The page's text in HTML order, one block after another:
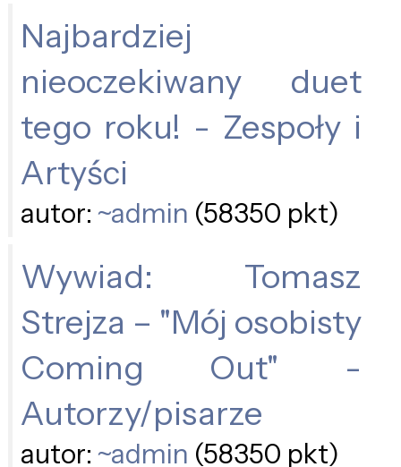
Najbardziej
nieoczekiwany duet
tego roku! - Zespoły i
Artyści
autor: ~admin (58350 pkt)
Wywiad: Tomasz
Strejza – "Mój osobisty
Coming Out" -
Autorzy/pisarze
autor: ~admin (58350 pkt)